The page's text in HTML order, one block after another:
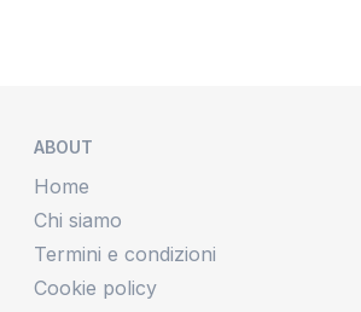
ABOUT
Home
Chi siamo
Termini e condizioni
Cookie policy